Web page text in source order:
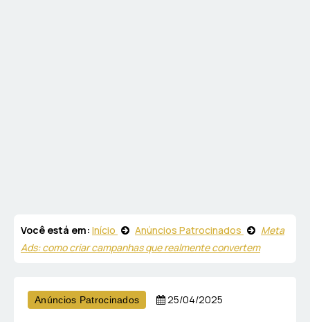
Você está em: Início Anúncios Patrocinados
Meta
Ads: como criar campanhas que realmente convertem
Anúncios Patrocinados 25/04/2025